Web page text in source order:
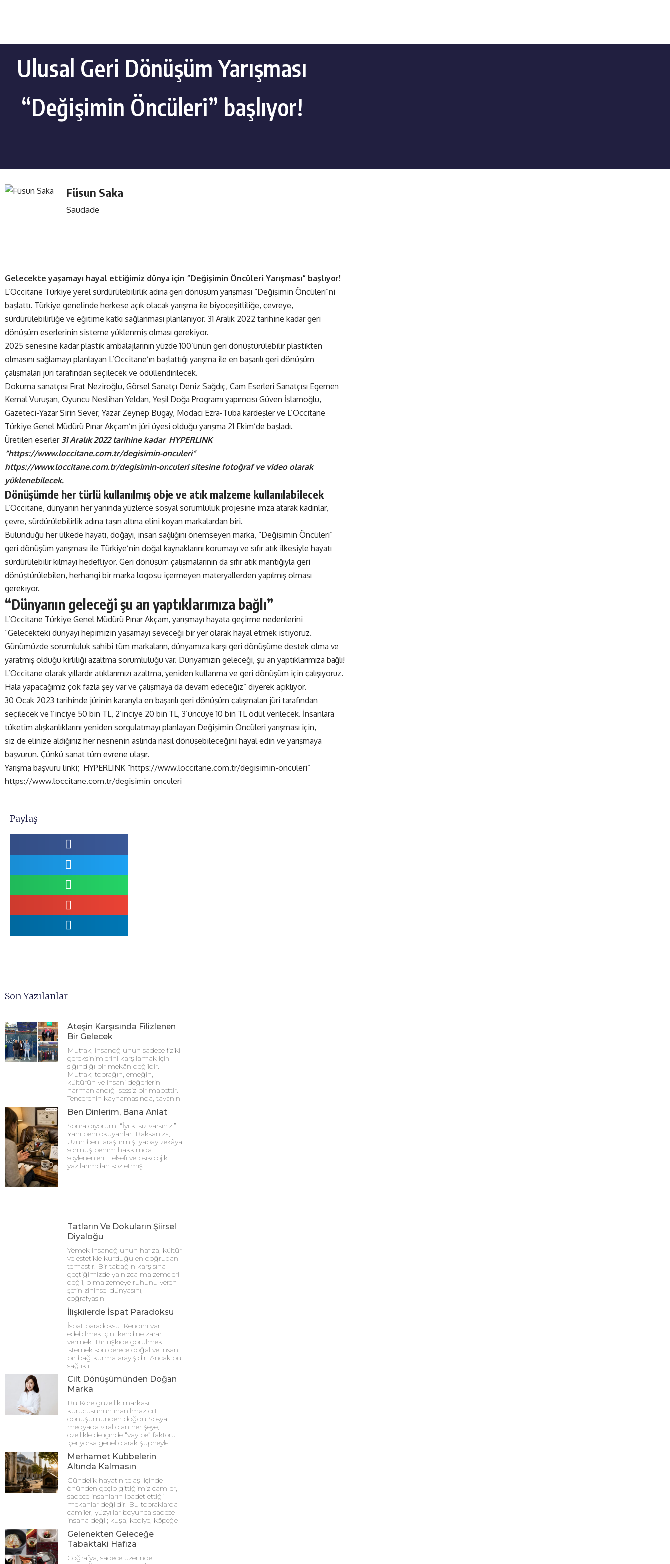
Ulusal Geri Dönüşüm Yarışması
“Değişimin Öncüleri” başlıyor!
Füsun Saka
Saudade
Gelecekte yaşamayı hayal ettiğimiz dünya için “Değişimin Öncüleri Yarışması” başlıyor!
L’Occitane Türkiye yerel sürdürülebilirlik adına geri dönüşüm yarışması “Değişimin Öncüleri”ni
başlattı. Türkiye genelinde herkese açık olacak yarışma ile biyoçeşitliliğe, çevreye,
sürdürülebilirliğe ve eğitime katkı sağlanması planlanıyor. 31 Aralık 2022 tarihine kadar geri
dönüşüm eserlerinin sisteme yüklenmiş olması gerekiyor.
2025 senesine kadar plastik ambalajlarının yüzde 100’ünün geri dönüştürülebilir plastikten
olmasını sağlamayı planlayan L’Occitane’ın başlattığı yarışma ile en başarılı geri dönüşüm
çalışmaları jüri tarafından seçilecek ve ödüllendirilecek.
Dokuma sanatçısı Fırat Neziroğlu, Görsel Sanatçı Deniz Sağdıç, Cam Eserleri Sanatçısı Egemen
Kemal Vuruşan, Oyuncu Neslihan Yeldan, Yeşil Doğa Programı yapımcısı Güven İslamoğlu,
Gazeteci-Yazar Şirin Sever, Yazar Zeynep Bugay, Modacı Ezra-Tuba kardeşler ve L’Occitane
Türkiye Genel Müdürü Pınar Akçam’ın jüri üyesi olduğu yarışma 21 Ekim’de başladı.
Üretilen eserler 31Aralık 2022 tarihine kadar HYPERLINK
“https://www.loccitane.com.tr/degisimin-onculeri”
https://www.loccitane.com.tr/degisimin-onculerisitesine fotoğraf ve video olarak
yüklenebilecek.
Dönüşümde her türlü kullanılmış obje ve atık malzeme kullanılabilecek
L’Occitane, dünyanın her yanında yüzlerce sosyal sorumluluk projesine imza atarak kadınlar,
çevre, sürdürülebilirlik adına taşın altına elini koyan markalardan biri.
Bulunduğu her ülkede hayatı, doğayı, insan sağlığını önemseyen marka, “Değişimin Öncüleri”
geri dönüşüm yarışması ile Türkiye’nin doğal kaynaklarını korumayı ve sıfır atık ilkesiyle hayatı
sürdürülebilir kılmayı hedefliyor. Geri dönüşüm çalışmalarının da sıfır atık mantığıyla geri
dönüştürülebilen, herhangi bir marka logosu içermeyen materyallerden yapılmış olması
gerekiyor.
“Dünyanın geleceği şu an yaptıklarımıza bağlı”
L’Occitane Türkiye Genel Müdürü Pınar Akçam, yarışmayı hayata geçirme nedenlerini
“Gelecekteki dünyayı hepimizin yaşamayı seveceği bir yer olarak hayal etmek istiyoruz.
Günümüzde sorumluluk sahibi tüm markaların, dünyamıza karşı geri dönüşüme destek olma ve
yaratmış olduğu kirliliği azaltma sorumluluğu var. Dünyamızın geleceği, şu an yaptıklarımıza bağlı!
L’Occitane olarak yıllardır atıklarımızı azaltma, yeniden kullanma ve geri dönüşüm için çalışıyoruz.
Hala yapacağımız çok fazla şey var ve çalışmaya da devam edeceğiz” diyerek açıklıyor.
30 Ocak 2023 tarihinde jürinin kararıyla en başarılı geri dönüşüm çalışmaları jüri tarafından
seçilecek ve 1’inciye 50 bin TL, 2’inciye 20 bin TL, 3’üncüye 10 bin TL ödül verilecek. İnsanlara
tüketim alışkanlıklarını yeniden sorgulatmayı planlayan Değişimin Öncüleri yarışması için,
siz de elinize aldığınız her nesnenin aslında nasıl dönüşebileceğini hayal edin ve yarışmaya
başvurun. Çünkü sanat tüm evrene ulaşır.
Yarışma başvuru linki; HYPERLINK “https://www.loccitane.com.tr/degisimin-onculeri”
https://www.loccitane.com.tr/degisimin-onculeri
Paylaş
Son Yazılanlar
Ateşin Karşısında Filizlenen
Bir Gelecek
Mutfak, insanoğlunun sadece fiziki
gereksinimlerini karşılamak için
sığındığı bir mekân değildir.
Mutfak; toprağın, emeğin,
kültürün ve insani değerlerin
harmanlandığı sessiz bir mabettir.
Tencerenin kaynamasında, tavanın
Ben Dinlerim, Bana Anlat
Sonra diyorum: “İyi ki siz varsınız.”
Yani beni okuyanlar. Baksanıza,
Uzun beni araştırmış, yapay zekâya
sormuş benim hakkımda
söylenenleri. Felsefi ve psikolojik
yazılarımdan söz etmiş
Tatların Ve Dokuların Şiirsel
Diyaloğu
Yemek insanoğlunun hafıza, kültür
ve estetikle kurduğu en doğrudan
temastır. Bir tabağın karşısına
geçtiğimizde yalnızca malzemeleri
değil, o malzemeye ruhunu veren
şefin zihinsel dünyasını,
coğrafyasını
İlişkilerde İspat Paradoksu
İspat paradoksu. Kendini var
edebilmek için, kendine zarar
vermek. Bir ilişkide görülmek
istemek son derece doğal ve insani
bir bağ kurma arayışıdır. Ancak bu
sağlıklı
Cilt Dönüşümünden Doğan
Marka
Bu Kore güzellik markası,
kurucusunun inanılmaz cilt
dönüşümünden doğdu Sosyal
medyada viral olan her şeye,
özellikle de içinde “vay be” faktörü
içeriyorsa genel olarak şüpheyle
Merhamet Kubbelerin
Altında Kalmasın
Gündelik hayatın telaşı içinde
önünden geçip gittiğimiz camiler,
sadece insanların ibadet ettiği
mekanlar değildir. Bu topraklarda
camiler, yüzyıllar boyunca sadece
insana değil; kuşa, kediye, köpeğe
Gelenekten Geleceğe
Tabaktaki Hafıza
Coğrafya, sadece üzerinde